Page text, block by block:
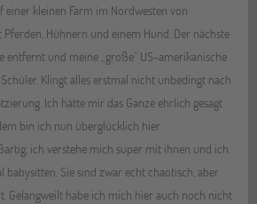
einer kleinen Farm im Nordwesten von
Hühnern und einem Hund. Der nächste
entfernt und meine „große“ US-amerikanische
Klingt alles erstmal nicht unbedingt nach
Ich hätte mir das Ganze ehrlich gesagt
bin ich nun überglücklich hier.
ich verstehe mich super mit ihnen und ich
Sie sind zwar echt chaotisch, aber
Gelangweilt habe ich mich hier auch noch nicht